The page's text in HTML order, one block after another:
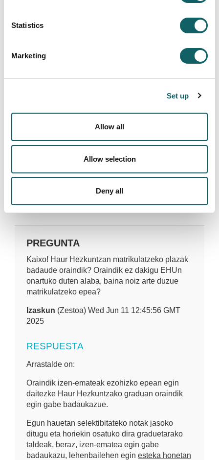
Statistics
Marketing
Set up
Allow all
Allow selection
Deny all
Al finalizar el Grado en Educación Primaria, y
Gobierno Vasco, el o la estudiante puede recibir
EUROPEO DE REFERENCIA DE LAS
idazkaritza.huhezi@mondragon.edu
Un saludo
Deja tu comentario
PREGUNTA
Kaixo! Haur Hezkuntzan matrikulatzeko plazak
badaude oraindik? Oraindik ez dakigu EHUn
onartuko duten alaba, baina noiz arte duzue
matrikulatzeko epea?
Izaskun (Zestoa) Wed Jun 11 12:45:56 GMT
2025
RESPUESTA
Arrastalde on:
Oraindik izen-emateak ezohizko epean egin
daitezke Haur Hezkuntzako graduan oraindik
egin gabe badaukazue.
Egun hauetan selektibitateko notak jasoko
ditugu eta horiekin osatuko dira graduetarako
taldeak, beraz, izen-ematea egin gabe
badaukazu, lehenbailehen egin esteka honetan